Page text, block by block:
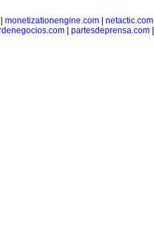
monetizationengine.com netactic.com
| partesdeprensa.com|